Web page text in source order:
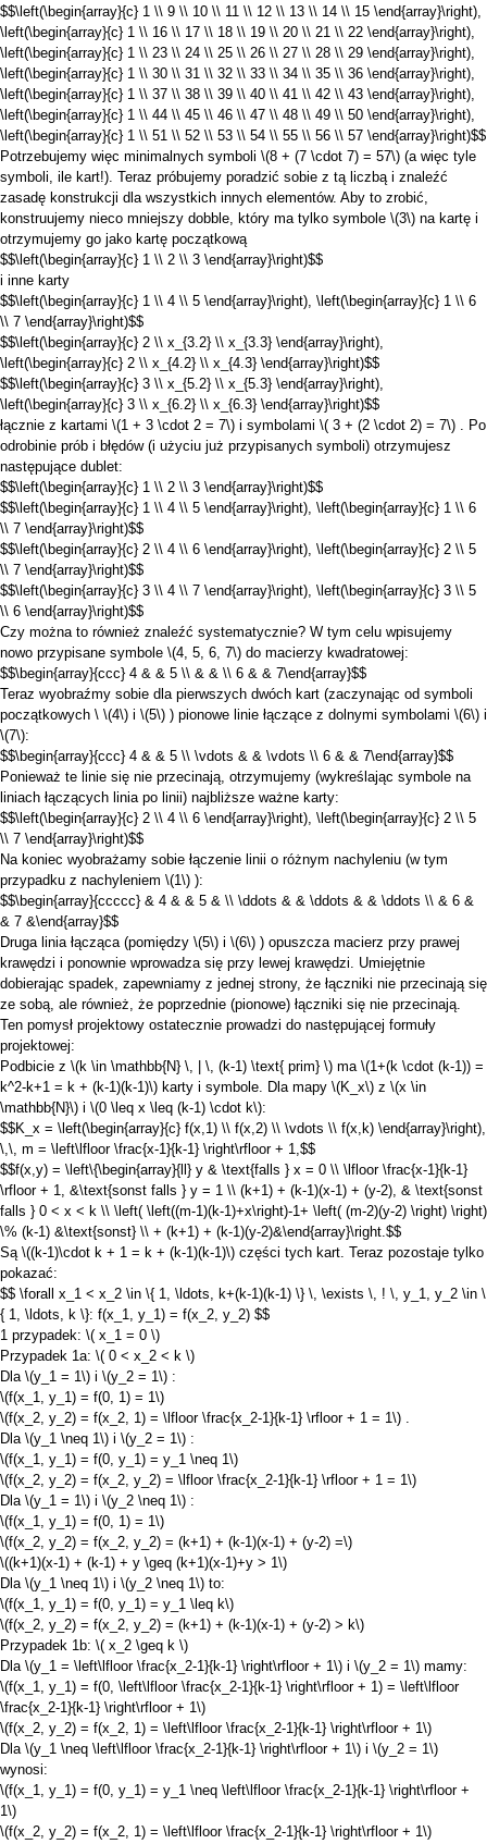
$$\left(\begin{array}{c} 1 \\ 9 \\ 10 \\ 11 \\ 12 \\ 13 \\ 14 \\ 15 \end{array}\right),
\left(\begin{array}{c} 1 \\ 16 \\ 17 \\ 18 \\ 19 \\ 20 \\ 21 \\ 22 \end{array}\right),
\left(\begin{array}{c} 1 \\ 23 \\ 24 \\ 25 \\ 26 \\ 27 \\ 28 \\ 29 \end{array}\right),
\left(\begin{array}{c} 1 \\ 30 \\ 31 \\ 32 \\ 33 \\ 34 \\ 35 \\ 36 \end{array}\right),
\left(\begin{array}{c} 1 \\ 37 \\ 38 \\ 39 \\ 40 \\ 41 \\ 42 \\ 43 \end{array}\right),
\left(\begin{array}{c} 1 \\ 44 \\ 45 \\ 46 \\ 47 \\ 48 \\ 49 \\ 50 \end{array}\right),
\left(\begin{array}{c} 1 \\ 51 \\ 52 \\ 53 \\ 54 \\ 55 \\ 56 \\ 57 \end{array}\right)$$
Potrzebujemy więc minimalnych symboli \(8 + (7 \cdot 7) = 57\) (a więc tyle
symboli, ile kart!). Teraz próbujemy poradzić sobie z tą liczbą i znaleźć
zasadę konstrukcji dla wszystkich innych elementów. Aby to zrobić,
konstruujemy nieco mniejszy dobble, który ma tylko symbole \(3\) na kartę i
otrzymujemy go jako kartę początkową
$$\left(\begin{array}{c} 1 \\ 2 \\ 3 \end{array}\right)$$
i inne karty
$$\left(\begin{array}{c} 1 \\ 4 \\ 5 \end{array}\right), \left(\begin{array}{c} 1 \\ 6
\\ 7 \end{array}\right)$$
$$\left(\begin{array}{c} 2 \\ x_{3.2} \\ x_{3.3} \end{array}\right),
\left(\begin{array}{c} 2 \\ x_{4.2} \\ x_{4.3} \end{array}\right)$$
$$\left(\begin{array}{c} 3 \\ x_{5.2} \\ x_{5.3} \end{array}\right),
\left(\begin{array}{c} 3 \\ x_{6.2} \\ x_{6.3} \end{array}\right)$$
łącznie z kartami \(1 + 3 \cdot 2 = 7\) i symbolami \( 3 + (2 \cdot 2) = 7\) . Po
odrobinie prób i błędów (i użyciu już przypisanych symboli) otrzymujesz
następujące dublet:
$$\left(\begin{array}{c} 1 \\ 2 \\ 3 \end{array}\right)$$
$$\left(\begin{array}{c} 1 \\ 4 \\ 5 \end{array}\right), \left(\begin{array}{c} 1 \\ 6
\\ 7 \end{array}\right)$$
$$\left(\begin{array}{c} 2 \\ 4 \\ 6 \end{array}\right), \left(\begin{array}{c} 2 \\ 5
\\ 7 \end{array}\right)$$
$$\left(\begin{array}{c} 3 \\ 4 \\ 7 \end{array}\right), \left(\begin{array}{c} 3 \\ 5
\\ 6 \end{array}\right)$$
Czy można to również znaleźć systematycznie? W tym celu wpisujemy
nowo przypisane symbole \(4, 5, 6, 7\) do macierzy kwadratowej:
$$\begin{array}{ccc} 4 & & 5 \\ & & \\ 6 & & 7\end{array}$$
Teraz wyobraźmy sobie dla pierwszych dwóch kart (zaczynając od symboli
początkowych \ \(4\) i \(5\) ) pionowe linie łączące z dolnymi symbolami \(6\) i
\(7\):
$$\begin{array}{ccc} 4 & & 5 \\ \vdots & & \vdots \\ 6 & & 7\end{array}$$
Ponieważ te linie się nie przecinają, otrzymujemy (wykreślając symbole na
liniach łączących linia po linii) najbliższe ważne karty:
$$\left(\begin{array}{c} 2 \\ 4 \\ 6 \end{array}\right), \left(\begin{array}{c} 2 \\ 5
\\ 7 \end{array}\right)$$
Na koniec wyobrażamy sobie łączenie linii o różnym nachyleniu (w tym
przypadku z nachyleniem \(1\) ):
$$\begin{array}{ccccc} & 4 & & 5 & \\ \ddots & & \ddots & & \ddots \\ & 6 &
& 7 &\end{array}$$
Druga linia łącząca (pomiędzy \(5\) i \(6\) ) opuszcza macierz przy prawej
krawędzi i ponownie wprowadza się przy lewej krawędzi. Umiejętnie
dobierając spadek, zapewniamy z jednej strony, że łączniki nie przecinają się
ze sobą, ale również, że poprzednie (pionowe) łączniki się nie przecinają.
Ten pomysł projektowy ostatecznie prowadzi do następującej formuły
projektowej:
Podbicie z \(k \in \mathbb{N} \, | \, (k-1) \text{ prim} \) ma \(1+(k \cdot (k-1)) =
k^2-k+1 = k + (k-1)(k-1)\) karty i symbole. Dla mapy \(K_x\) z \(x \in
\mathbb{N}\) i \(0 \leq x \leq (k-1) \cdot k\):
$$K_x = \left(\begin{array}{c} f(x,1) \\ f(x,2) \\ \vdots \\ f(x,k) \end{array}\right),
\,\, m = \left\lfloor \frac{x-1}{k-1} \right\rfloor + 1,$$
$$f(x,y) = \left\{\begin{array}{ll} y & \text{falls } x = 0 \\ \lfloor \frac{x-1}{k-1}
\rfloor + 1, &\text{sonst falls } y = 1 \\ (k+1) + (k-1)(x-1) + (y-2), & \text{sonst
falls } 0 < x < k \\ \left( \left((m-1)(k-1)+x\right)-1+ \left( (m-2)(y-2) \right) \right)
\% (k-1) &\text{sonst} \\ + (k+1) + (k-1)(y-2)&\end{array}\right.$$
Są \((k-1)\cdot k + 1 = k + (k-1)(k-1)\) części tych kart. Teraz pozostaje tylko
pokazać:
$$ \forall x_1 < x_2 \in \{ 1, \ldots, k+(k-1)(k-1) \} \, \exists \, ! \, y_1, y_2 \in \
{ 1, \ldots, k \}: f(x_1, y_1) = f(x_2, y_2) $$
1 przypadek: \( x_1 = 0 \)
Przypadek 1a: \( 0 < x_2 < k \)
Dla \(y_1 = 1\) i \(y_2 = 1\) :
\(f(x_1, y_1) = f(0, 1) = 1\)
\(f(x_2, y_2) = f(x_2, 1) = \lfloor \frac{x_2-1}{k-1} \rfloor + 1 = 1\)
Dla \(y_1 \neq 1\) i \(y_2 = 1\) :
\(f(x_1, y_1) = f(0, y_1) = y_1 \neq 1\)
\(f(x_2, y_2) = f(x_2, y_2) = \lfloor \frac{x_2-1}{k-1} \rfloor + 1 = 1\)
Dla \(y_1 = 1\) i \(y_2 \neq 1\) :
\(f(x_1, y_1) = f(0, 1) = 1\)
\(f(x_2, y_2) = f(x_2, y_2) = (k+1) + (k-1)(x-1) + (y-2) =\)
\((k+1)(x-1) + (k-1) + y \geq (k+1)(x-1)+y > 1\)
Dla \(y_1 \neq 1\) i \(y_2 \neq 1\) to:
\(f(x_1, y_1) = f(0, y_1) = y_1 \leq k\)
\(f(x_2, y_2) = f(x_2, y_2) = (k+1) + (k-1)(x-1) + (y-2) > k\)
Przypadek 1b: \( x_2 \geq k \)
Dla \(y_1 = \left\lfloor \frac{x_2-1}{k-1} \right\rfloor + 1\) i \(y_2 = 1\) mamy:
\(f(x_1, y_1) = f(0, \left\lfloor \frac{x_2-1}{k-1} \right\rfloor + 1) = \left\lfloor
\frac{x_2-1}{k-1} \right\rfloor + 1\)
\(f(x_2, y_2) = f(x_2, 1) = \left\lfloor \frac{x_2-1}{k-1} \right\rfloor + 1\)
Dla \(y_1 \neq \left\lfloor \frac{x_2-1}{k-1} \right\rfloor + 1\) i \(y_2 = 1\)
wynosi:
\(f(x_1, y_1) = f(0, y_1) = y_1 \neq \left\lfloor \frac{x_2-1}{k-1} \right\rfloor +
1\)
\(f(x_2, y_2) = f(x_2, 1) = \left\lfloor \frac{x_2-1}{k-1} \right\rfloor + 1\)